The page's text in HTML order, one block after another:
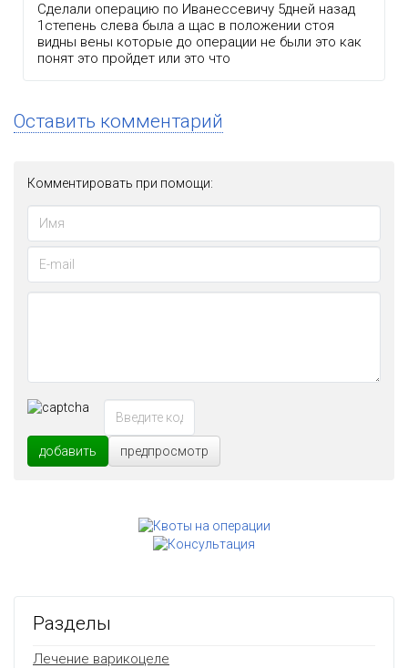
Сделали операцию по Иванессевичу 5дней назад
1степень слева была а щас в положении стоя
видны вены которые до операции не были это как
понят это пройдет или это что
Оставить комментарий
Комментировать при помощи:
добавить предпросмотр
Разделы
Лечение варикоцеле